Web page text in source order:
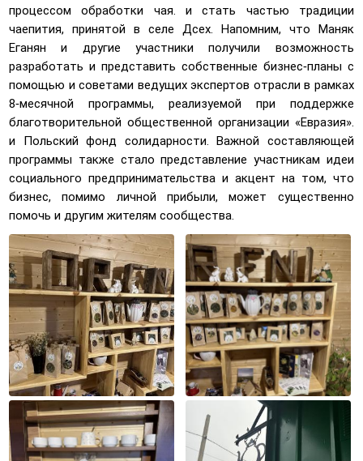
процессом обработки чая. и стать частью традиции
чаепития, принятой в селе Дсех. Напомним, что Маняк
Еганян и другие участники получили возможность
разработать и представить собственные бизнес-планы с
помощью и советами ведущих экспертов отрасли в рамках
8-месячной программы, реализуемой при поддержке
благотворительной общественной организации «Евразия».
и Польский фонд солидарности. Важной составляющей
программы также стало представление участникам идеи
социального предпринимательства и акцент на том, что
бизнес, помимо личной прибыли, может существенно
помочь и другим жителям сообщества.